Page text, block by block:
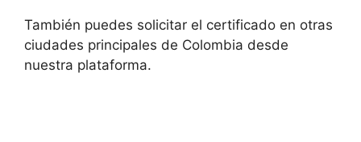
También puedes solicitar el certificado en otras
ciudades principales de Colombia desde
nuestra plataforma.